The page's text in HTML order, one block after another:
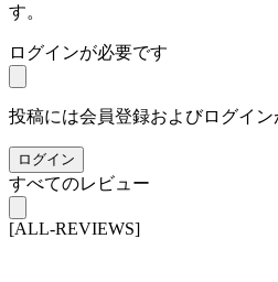
す。
ログインが必要です
投稿には会員登録およびログイン
ログイン
すべてのレビュー
[ALL-REVIEWS]